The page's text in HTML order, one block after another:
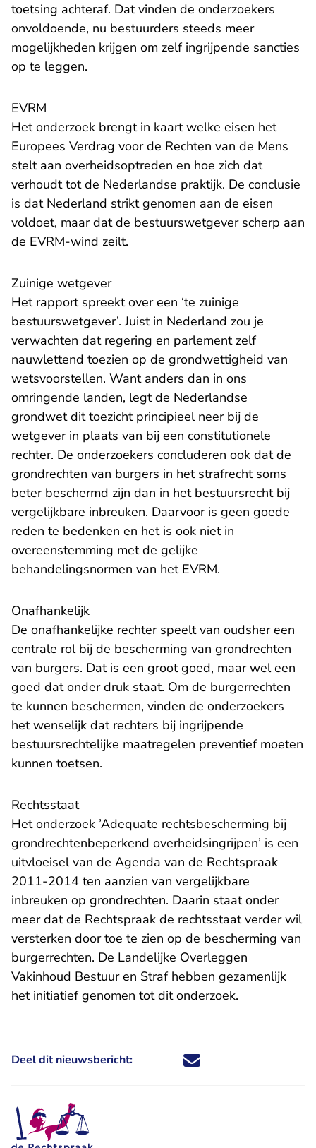
toetsing achteraf. Dat vinden de onderzoekers
onvoldoende, nu bestuurders steeds meer
mogelijkheden krijgen om zelf ingrijpende sancties
op te leggen.
EVRM
Het onderzoek brengt in kaart welke eisen het
Europees Verdrag voor de Rechten van de Mens
stelt aan overheidsoptreden en hoe zich dat
verhoudt tot de Nederlandse praktijk. De conclusie
is dat Nederland strikt genomen aan de eisen
voldoet, maar dat de bestuurswetgever scherp aan
de EVRM-wind zeilt.
Zuinige wetgever
Het rapport spreekt over een ‘te zuinige
bestuurswetgever’. Juist in Nederland zou je
verwachten dat regering en parlement zelf
nauwlettend toezien op de grondwettigheid van
wetsvoorstellen. Want anders dan in ons
omringende landen, legt de Nederlandse
grondwet dit toezicht principieel neer bij de
wetgever in plaats van bij een constitutionele
rechter. De onderzoekers concluderen ook dat de
grondrechten van burgers in het strafrecht soms
beter beschermd zijn dan in het bestuursrecht bij
vergelijkbare inbreuken. Daarvoor is geen goede
reden te bedenken en het is ook niet in
overeenstemming met de gelijke
behandelingsnormen van het EVRM.
Onafhankelijk
De onafhankelijke rechter speelt van oudsher een
centrale rol bij de bescherming van grondrechten
van burgers. Dat is een groot goed, maar wel een
goed dat onder druk staat. Om de burgerrechten
te kunnen beschermen, vinden de onderzoekers
het wenselijk dat rechters bij ingrijpende
bestuursrechtelijke maatregelen preventief moeten
kunnen toetsen.
Rechtsstaat
Het onderzoek ’Adequate rechtsbescherming bij
grondrechtenbeperkend overheidsingrijpen’ is een
uitvloeisel van de Agenda van de Rechtspraak
2011-2014 ten aanzien van vergelijkbare
inbreuken op grondrechten. Daarin staat onder
meer dat de Rechtspraak de rechtsstaat verder wil
versterken door toe te zien op de bescherming van
burgerrechten. De Landelijke Overleggen
Vakinhoud Bestuur en Straf hebben gezamenlijk
het initiatief genomen tot dit onderzoek.
Deel dit nieuwsbericht: Deel dit nieuwsbericht via X -
Deel dit nieuwsbericht via
Deel dit nieuwsbericht
Deel dit